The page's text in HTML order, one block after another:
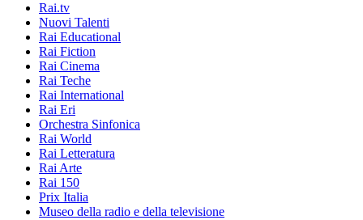
Rai.tv
Nuovi Talenti
Rai Educational
Rai Fiction
Rai Cinema
Rai Teche
Rai International
Rai Eri
Orchestra Sinfonica
Rai World
Rai Letteratura
Rai Arte
Rai 150
Prix Italia
Museo della radio e della televisione